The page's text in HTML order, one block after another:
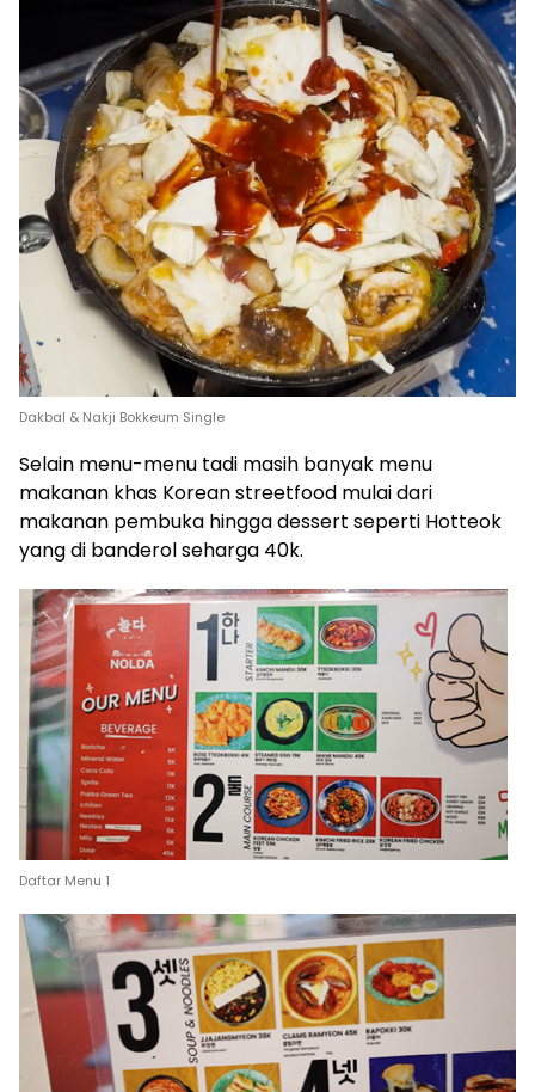
Dakbal & Nakji Bokkeum Single
Selain menu-menu tadi masih banyak menu
makanan khas Korean streetfood mulai dari
makanan pembuka hingga dessert seperti Hotteok
yang di banderol seharga 40k.
Daftar Menu 1